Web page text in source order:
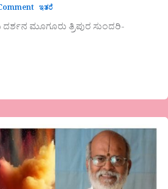
ಇತರೆ
ಮೂಗೂರು ತ್ರಿಪುರ ಸುಂದರಿ-